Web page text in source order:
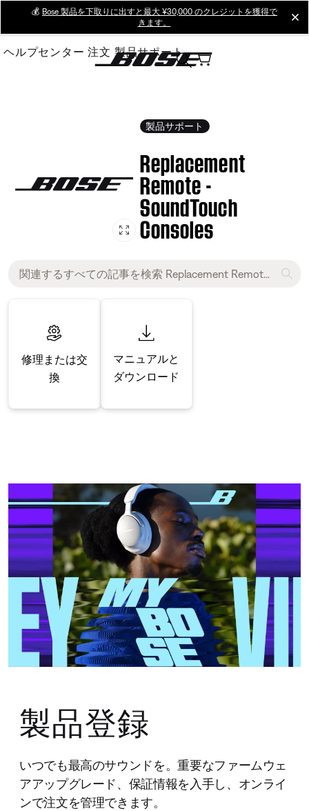
Main
💰 Bose 製品を下取りに出すと最大 ¥30,000 のクレジットを獲得で
きます。
ヘルプセンター 注文 製品サポート
製品サポート
Replacement
Remote -
SoundTouch
Consoles
修理または交
換
マニュアルと
ダウンロード
製品登録
いつでも最高のサウンドを。重要なファームウェ
アアップグレード、保証情報を入手し、オンライ
ンで注文を管理できます。